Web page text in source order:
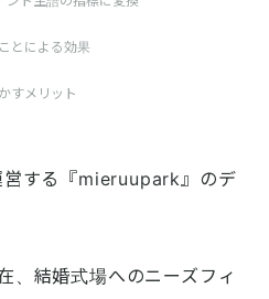
とによる効果
すメリット
営する『mieruupark』のデ
、結婚式場へのニーズフィ